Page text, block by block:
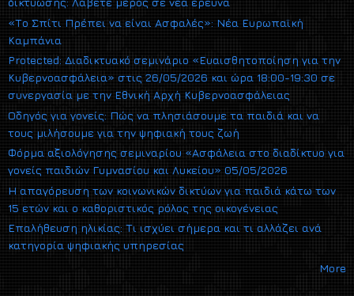
«Το Σπίτι Πρέπει να είναι Ασφαλές»: Νέα Ευρωπαϊκή
Καμπάνια
Protected: Διαδικτυακό σεμινάριο «Ευαισθητοποίηση για την
Κυβερνοασφάλεια» στις 26/05/2026 και ώρα 18:00-19:30 σε
συνεργασία με την Εθνική Αρχή Κυβερνοασφάλειας
Οδηγός για γονείς: Πώς να πλησιάσουμε τα παιδιά και να
τους μιλήσουμε για την ψηφιακή τους ζωή
Φόρμα αξιολόγησης σεμιναρίου «Ασφάλεια στο διαδίκτυο για
γονείς παιδιών Γυμνασίου και Λυκείου» 05/05/2026
Η απαγόρευση των κοινωνικών δικτύων για παιδιά κάτω των
15 ετών και ο καθοριστικός ρόλος της οικογένειας
Επαλήθευση ηλικίας: Τι ισχύει σήμερα και τι αλλάζει ανά
κατηγορία ψηφιακής υπηρεσίας
More